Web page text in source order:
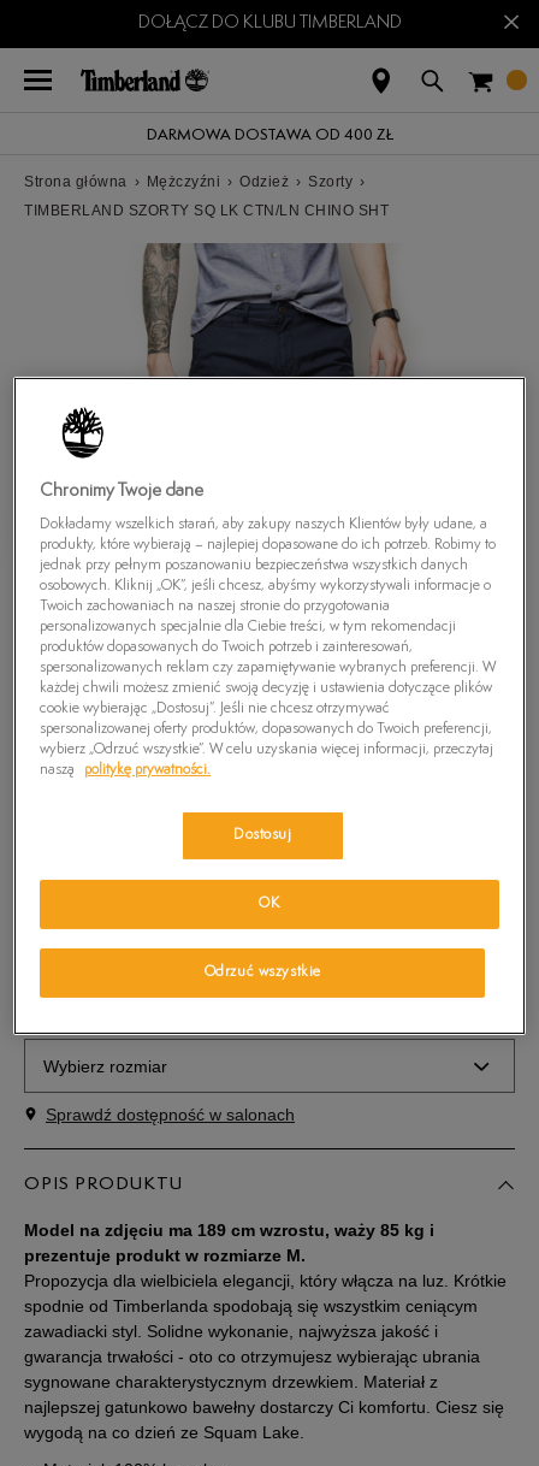
DOŁĄCZ DO KLUBU TIMBERLAND ×
DARMOWA DOSTAWA OD 400 ZŁ
Strona główna › Mężczyźni › Odzież › Szorty ›
TIMBERLAND SZORTY SQ LK CTN/LN CHINO SHT
TIMBERLAND SZORTY SQ LK CTN/LN CHINO
179,99zł
PRODUKT NIEDOSTĘPNY
Wybierz swój rozmiar, a gdy będzie dostępny, otrzymasz od nas
Wybierz rozmiar
Powiadom o
dostępności
34
Powiadom o
dostępności
36
Powiadom o
dostępności
Sprawdź dostępność w salonach
OPIS PRODUKTU
Model na zdjęciu ma 189 cm wzrostu, waży 85 kg i
prezentuje produkt w rozmiarze M.
Propozycja dla wielbiciela elegancji, który włącza na luz. Krótkie
spodnie od Timberlanda spodobają się wszystkim ceniącym
zawadiacki styl. Solidne wykonanie, najwyższa jakość i
gwarancja trwałości - oto co otrzymujesz wybierając ubrania
sygnowane charakterystycznym drzewkiem. Materiał z
najlepszej gatunkowo bawełny dostarczy Ci komfortu. Ciesz się
wygodą na co dzień ze Squam Lake.
Chronimy Twoje dane
Dokładamy wszelkich starań, aby zakupy naszych Klientów były udane, a
produkty, które wybierają – najlepiej dopasowane do ich potrzeb. Robimy to
jednak przy pełnym poszanowaniu bezpieczeństwa wszystkich danych
osobowych. Kliknij „OK”, jeśli chcesz, abyśmy wykorzystywali informacje o
Twoich zachowaniach na naszej stronie do przygotowania
personalizowanych specjalnie dla Ciebie treści, w tym rekomendacji
produktów dopasowanych do Twoich potrzeb i zainteresowań,
spersonalizowanych reklam czy zapamiętywanie wybranych preferencji. W
każdej chwili możesz zmienić swoją decyzję i ustawienia dotyczące plików
cookie wybierając „Dostosuj”. Jeśli nie chcesz otrzymywać
spersonalizowanej oferty produktów, dopasowanych do Twoich preferencji,
wybierz „Odrzuć wszystkie”. W celu uzyskania więcej informacji, przeczytaj
naszą
politykę prywatności.
Dostosuj
Odrzuć wszystkie
OK